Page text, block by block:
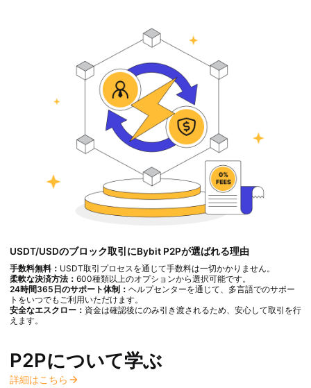
USDT/USDのブロック取引にBybit P2Pが選ばれる理由
手数料無料： USDT取引プロセスを通じて手数料は一切かかりません。
柔軟な決済方法： 600種類以上のオプションから選択可能です。
24時間365日のサポート体制： ヘルプセンターを通じて、多言語でのサポー
トをいつでもご利用いただけます。
安全なエスクロー： 資金は確認後にのみ引き渡されるため、安心して取引を行
えます。
P2Pについて学ぶ
詳細はこちら